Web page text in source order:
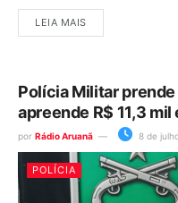
LEIA MAIS
Polícia Militar
apreende R$ 11,3 mil
por Rádio Aruanã 8 de
POLÍCIA